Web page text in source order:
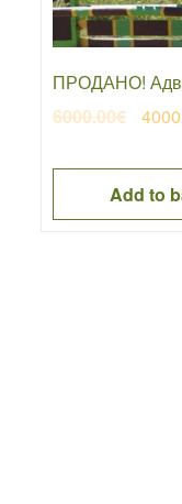
ПРОДАНО!
6000.00€
was:
Add to